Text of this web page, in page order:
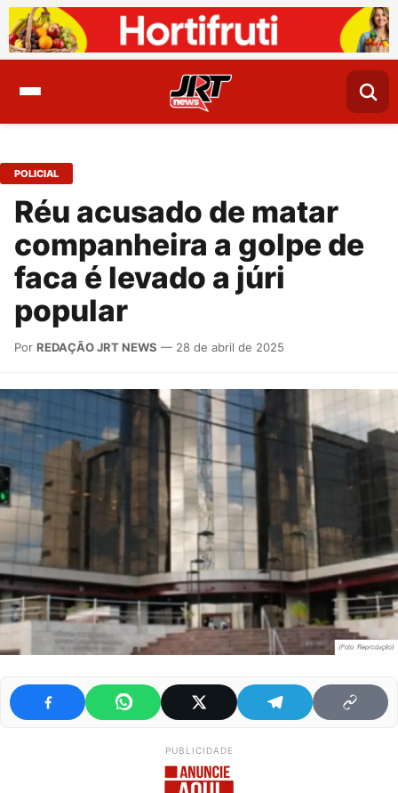
POLICIAL
Réu acusado de matar
companheira a golpe de
faca é levado a júri
popular
Por REDAÇÃO JRT NEWS — 28 de abril de 2025
PUBLICIDADE